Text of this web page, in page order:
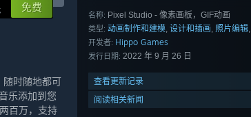
名称: Pixel Studio - 像素画板，GIF动画
类型: 动画制作和建模, 设计和插画, 照片编辑,
开发者: Hippo Games
发行日期: 2022 年 9 月 26 日
查看更新记录
阅读相关新闻
免费
随时随地都可
乐添加到您
百万，支持